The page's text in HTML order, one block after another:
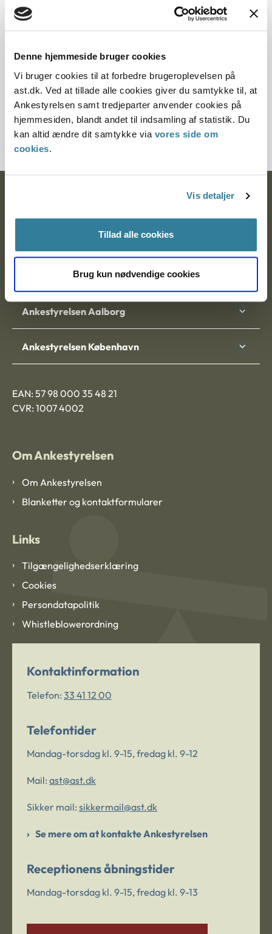
Denne hjemmeside bruger cookies
Vi bruger cookies til at forbedre brugeroplevelsen på
ast.dk. Ved at tillade alle cookies giver du samtykke til, at
Ankestyrelsen samt tredjeparter anvender cookies på
hjemmesiden, blandt andet til indsamling af statistik. Du
kan altid ændre dit samtykke via vores side om
cookies.
Vis detaljer
Tillad alle cookies
Brug kun nødvendige cookies
10.07.2013
§ 46 § 46 § 69
Journalnummer
Postadresse:
Nytorv 7, 2. sal
Ankestyrelsen Aalborg
Ankestyrelsen København
EAN: 57 98 000 35 48 21
CVR: 1007 4002
Om Ankestyrelsen
Om Ankestyrelsen
Blanketter og kontaktformularer
Links
Tilgængelighedserklæring
Cookies
Persondatapolitik
Whistleblowerordning
Kontaktinformation
Telefon: 33 41 12 00
Telefontider
Mandag-torsdag kl. 9-15, fredag kl. 9-12
Mail: ast@ast.dk
Sikker mail: sikkermail@ast.dk
Se mere om at kontakte Ankestyrelsen
Receptionens åbningstider
Mandag-torsdag kl. 9-15, fredag kl. 9-13